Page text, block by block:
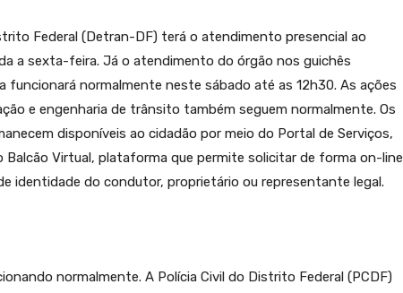
Federal (Detran-DF) terá o atendimento presencial ao
a sexta-feira. Já o atendimento do órgão nos guichês
funcionará normalmente neste sábado até as 12h30. As ações
e engenharia de trânsito também seguem normalmente. Os
disponíveis ao cidadão por meio do Portal de Serviços,
Virtual, plataforma que permite solicitar de forma on-line
identidade do condutor, proprietário ou representante legal.
normalmente. A Polícia Civil do Distrito Federal (PCDF)